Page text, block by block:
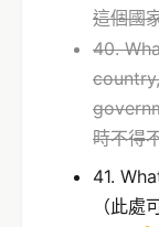
這個國
40.
時不得
41.
（此處